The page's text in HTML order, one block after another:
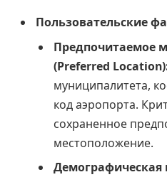
Пользовательские
Предпочитаемое
(Preferred
муниципалитета,
код аэропорта.
сохраненное
местоположение.